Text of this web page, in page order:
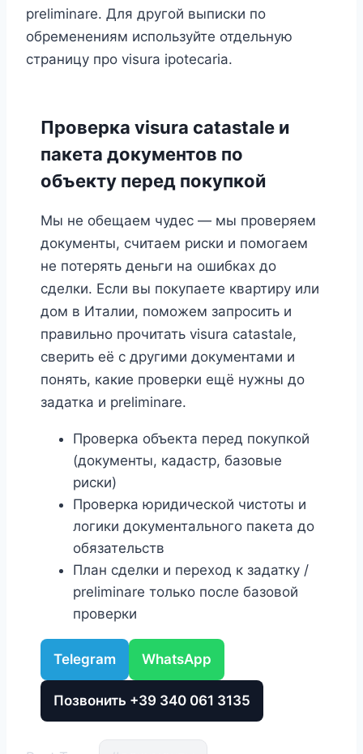
preliminare. Для другой выписки по
обременениям используйте отдельную
страницу про visura ipotecaria.
Проверка visura catastale и
пакета документов по
объекту перед покупкой
Мы не обещаем чудес — мы проверяем
документы, считаем риски и помогаем
не потерять деньги на ошибках до
сделки. Если вы покупаете квартиру или
дом в Италии, поможем запросить и
правильно прочитать visura catastale,
сверить её с другими документами и
понять, какие проверки ещё нужны до
задатка и preliminare.
Проверка объекта перед покупкой
(документы, кадастр, базовые
риски)
Проверка юридической чистоты и
логики документального пакета до
обязательств
План сделки и переход к задатку /
preliminare только после базовой
проверки
Telegram WhatsApp
Позвонить +39 340 061 3135